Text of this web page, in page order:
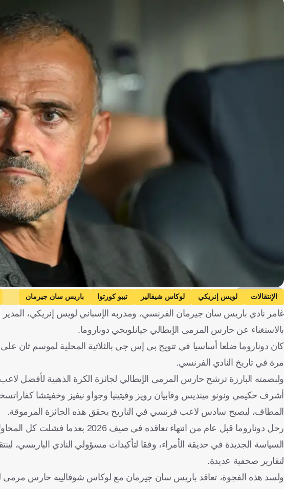
Getty Images
الإنتقالات لويس إنريكي لوكاس شيفالير تيبو كورتوا باريس سان جيرمان
غامر نادي باريس سان جيرمان الفرنسي، ومدربه الإسباني لويس إنريكي، المدير
بالاستغناء عن حارس المرمى الإيطالي جيانلويجي دوناروما.
كان دوناروما ضلعا أساسيا في تتويج بي إس جي بالثلاثية المحلية لموسم ثان على
مرة في تاريخ النادي الفرنسي.
أشرف حكيمي ونونو مينديس وفابيان رويز وفيتينيا وجواو نيفيز وخفيتشا
المطاف، ليصبح سادس لاعب فرنسي في التاريخ يحقق هذه الجائزة المرموقة.
رحل دوناروما قبل عام من انتهاء
لتقارير صحفية عديدة.